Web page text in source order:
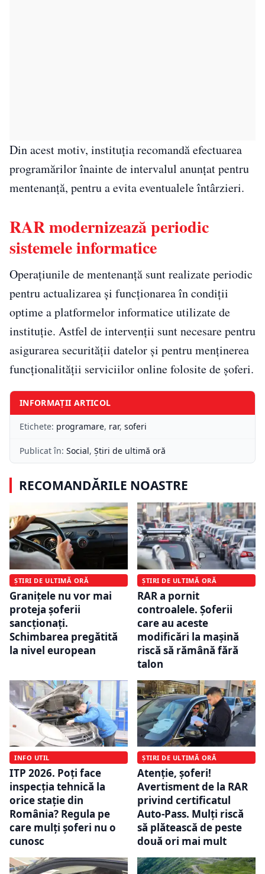
Din acest motiv, instituția recomandă efectuarea
programărilor înainte de intervalul anunțat pentru
mentenanță, pentru a evita eventualele întârzieri.
RAR modernizează periodic
sistemele informatice
Operațiunile de mentenanță sunt realizate periodic
pentru actualizarea și funcționarea în condiții
optime a platformelor informatice utilizate de
instituție. Astfel de intervenții sunt necesare pentru
asigurarea securității datelor și pentru menținerea
funcționalității serviciilor online folosite de șoferi.
INFORMAȚII ARTICOL
Etichete: programare, rar, soferi
Publicat în: Social, Știri de ultimă oră
RECOMANDĂRILE NOASTRE
ȘTIRI DE ULTIMĂ ORĂ
Granițele nu vor mai
proteja șoferii
sancționați.
Schimbarea pregătită
la nivel european
ȘTIRI DE ULTIMĂ ORĂ
RAR a pornit
controalele. Șoferii
care au aceste
modificări la mașină
riscă să rămână fără
talon
INFO UTIL
ITP 2026. Poți face
inspecția tehnică la
orice stație din
România? Regula pe
care mulți șoferi nu o
cunosc
ȘTIRI DE ULTIMĂ ORĂ
Atenție, șoferi!
Avertisment de la RAR
privind certificatul
Auto-Pass. Mulți riscă
să plătească de peste
două ori mai mult